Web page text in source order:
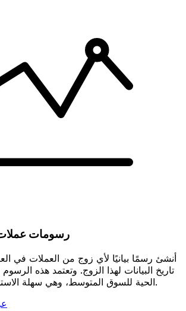
رسومات عملات
أنشئ رسمًا بيانيًا لأي زوج من العملات في
تاريخ البيانات لهذا الزوج. وتعتمد هذه الرسوم
الحية للسوق المتوسط، وهي سهلة الاستخدام وموثوقة تمامًا.